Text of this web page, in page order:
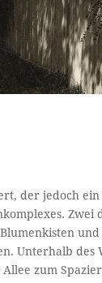
der jedoch
Zwei
Unterhalb des
zum